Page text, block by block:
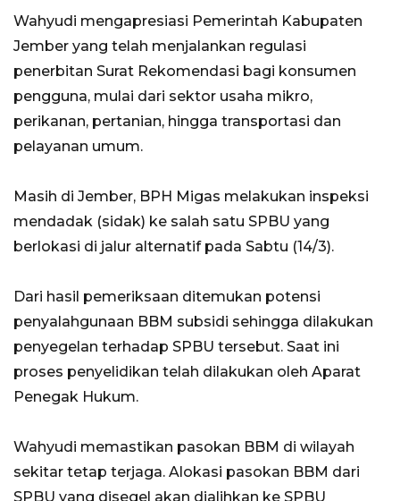
Wahyudi mengapresiasi Pemerintah Kabupaten
Jember yang telah menjalankan regulasi
penerbitan Surat Rekomendasi bagi konsumen
pengguna, mulai dari sektor usaha mikro,
perikanan, pertanian, hingga transportasi dan
pelayanan umum.
Masih di Jember, BPH Migas melakukan inspeksi
mendadak (sidak) ke salah satu SPBU yang
berlokasi di jalur alternatif pada Sabtu (14/3).
Dari hasil pemeriksaan ditemukan potensi
penyalahgunaan BBM subsidi sehingga dilakukan
penyegelan terhadap SPBU tersebut. Saat ini
proses penyelidikan telah dilakukan oleh Aparat
Penegak Hukum.
Wahyudi memastikan pasokan BBM di wilayah
sekitar tetap terjaga. Alokasi pasokan BBM dari
SPBU yang disegel akan dialihkan ke SPBU